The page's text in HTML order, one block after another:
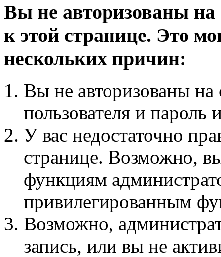
Вы не авторизованы на
к этой странице. Это
нескольких причин:
Вы не авторизованы на
пользователя и пароль
У вас недостаточно
странице. Возможно,
функциям
привилегированным
Возможно,
запись, или вы не